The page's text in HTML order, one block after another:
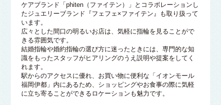
ケアブランド「phiten（ファイテン）」とコラボレーションし
たジュエリーブランド『フェフェ×ファイテン』も取り扱って
います。
広々とした間口の明るいお店は、気軽に指輪を見ることがで
きる雰囲気です。
結婚指輪や婚約指輪の選び方に迷ったときには、専門的な知
識をもったスタッフがヒアリングのうえ説明や提案をしてく
れます。
駅からのアクセスに優れ、お買い物に便利な「イオンモール
福岡伊都」内にあるため、ショッピングやお食事の際に気軽
に立ち寄ることができるロケーションも魅力です。